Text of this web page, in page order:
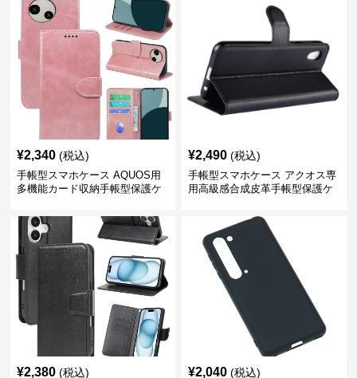
¥2,340 (税込)
手帳型スマホケース AQUOS用
多機能カード収納手帳型保護ケ
¥2,490 (税込)
手帳型スマホケース アクオス専
用高級感合成皮革手帳型保護ケ
¥2,380 (税込) ¥2,040 (税込)